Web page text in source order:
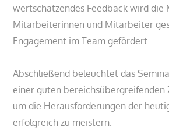
wertschätzendes Feedback wird die
Mitarbeiterinnen und Mitarbeiter
Engagement im Team gefördert.
Abschließend beleuchtet das
einer guten bereichsübergreifenden
um die Herausforderungen der
erfolgreich zu meistern.